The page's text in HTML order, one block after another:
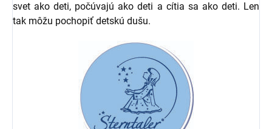
svet ako deti, počúvajú ako deti a cítia sa ako deti. Len
tak môžu pochopiť detskú dušu.